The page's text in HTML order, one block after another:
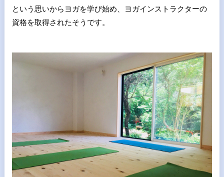
という思いからヨガを学び始め、ヨガインストラクターの
資格を取得されたそうです。